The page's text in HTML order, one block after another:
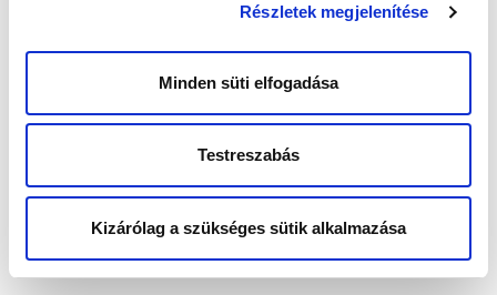
Részletek megjelenítése
Minden süti elfogadása
Testreszabás
Kizárólag a szükséges sütik alkalmazása